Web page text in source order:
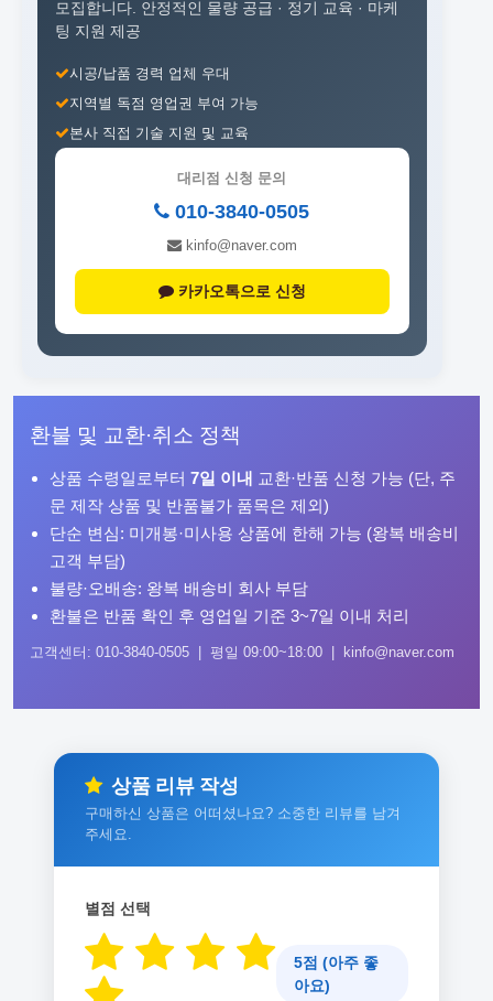
모집합니다. 안정적인 물량 공급 · 정기 교육 · 마케
팅 지원 제공
시공/납품 경력 업체 우대
지역별 독점 영업권 부여 가능
본사 직접 기술 지원 및 교육
대리점 신청 문의
010-3840-0505
kinfo@naver.com
카카오톡으로 신청
환불 및 교환·취소 정책
상품 수령일로부터 7일 이내 교환·반품 신청 가능 (단, 주
문 제작 상품 및 반품불가 품목은 제외)
단순 변심: 미개봉·미사용 상품에 한해 가능 (왕복 배송비
고객 부담)
불량·오배송: 왕복 배송비 회사 부담
환불은 반품 확인 후 영업일 기준 3~7일 이내 처리
고객센터: 010-3840-0505 | 평일 09:00~18:00 | kinfo@naver.com
상품 리뷰 작성
구매하신 상품은 어떠셨나요? 소중한 리뷰를 남겨
주세요.
별점 선택
5점 (아주 좋
아요)